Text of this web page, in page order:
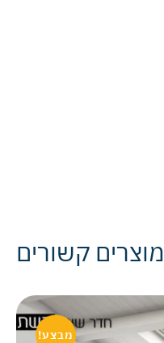
מוצרים קשורים
מבצע!